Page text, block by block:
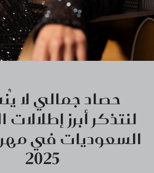
حصاد جمالي لا
لنتذكر أبرز
السعوديات في
2025